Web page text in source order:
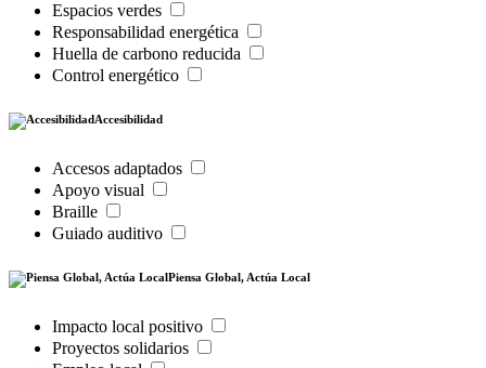
Espacios verdes
Responsabilidad energética
Huella de carbono reducida
Control energético
Accesibilidad
Accesos adaptados
Apoyo visual
Braille
Guiado auditivo
Piensa Global, Actúa Local
Impacto local positivo
Proyectos solidarios